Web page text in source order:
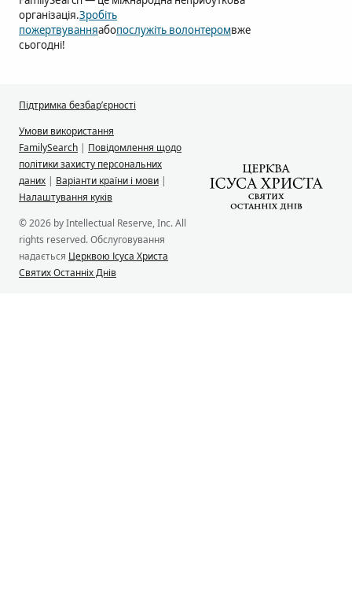
організація.Зробіть
пожертвуванняабопослужіть волонтеромвже
сьогодні!
Підтримка безбар’єрності
Умови використання
FamilySearch | Повідомлення щодо
політики захисту персональних
даних | Варіанти країни і мови |
Налаштування куків
© 2026 by Intellectual Reserve, Inc. All
rights reserved. Обслуговування
надається Церквою Ісуса Христа
Святих Останніх Днів